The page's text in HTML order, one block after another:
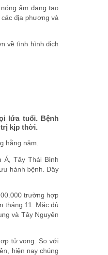
ẩm đang tạo
địa phương và
về tình hình dịch
lứa tuổi. Bệnh
trị kịp thời.
hằng năm.
Á, Tây Thái Bình
hành bệnh. Đây
trường hợp
tháng 11. Mặc dù
và Tây Nguyên
tử vong. So với
hiện nay chúng